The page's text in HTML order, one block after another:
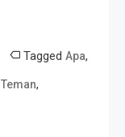
Tagged Apa,
Teman,